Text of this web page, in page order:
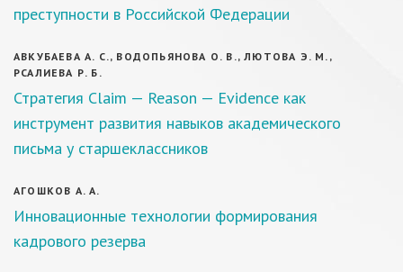
преступности в Российской Федерации
АВКУБАЕВА А. С., ВОДОПЬЯНОВА О. В., ЛЮТОВА Э. М.,
РСАЛИЕВА Р. Б.
Стратегия Claim — Reason — Evidence как
инструмент развития навыков академического
письма у старшеклассников
АГОШКОВ А. А.
Инновационные технологии формирования
кадрового резерва